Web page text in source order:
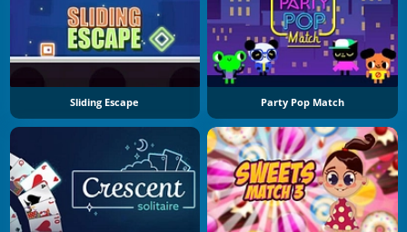
Sliding Escape Party Pop Match